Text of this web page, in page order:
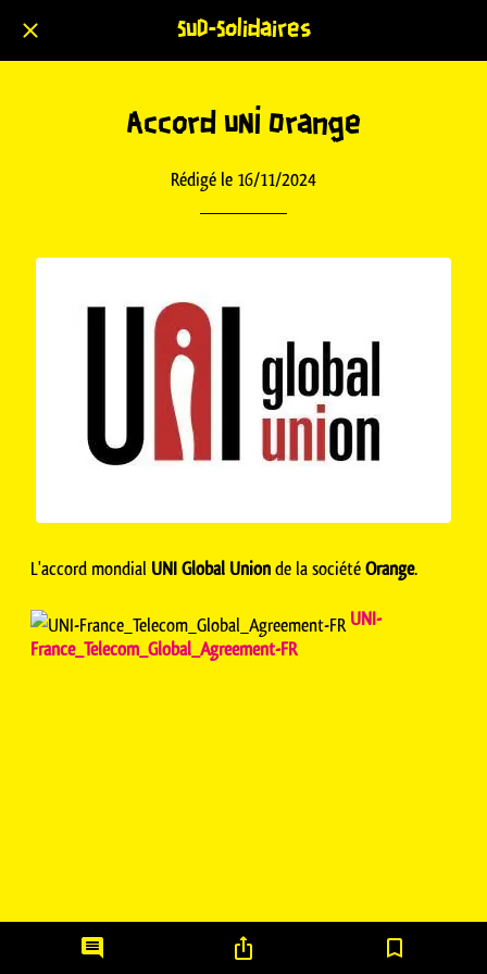
SUD-Solidaires
Accord UNI Orange
Rédigé le 16/11/2024
L'accord mondial UNI Global Unionde la sociétéOrange.
UNI-
France_Telecom_Global_Agreement-FR